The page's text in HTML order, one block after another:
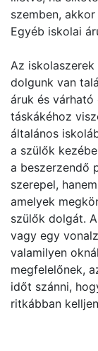
szemben,
Egyéb iskolai
Az
dolgunk van
áruk és
táskákéhoz
általános
a szülők
a beszerzendő
szerepel,
amelyek
szülők dolgát.
vagy egy
valamilyen
megfelelőnek,
időt szánni,
ritkábban